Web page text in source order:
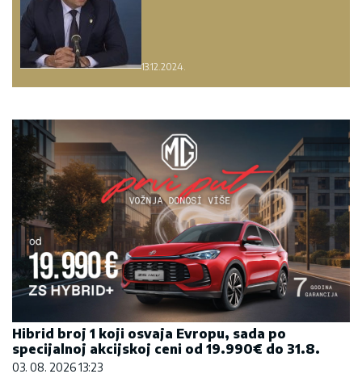
13.12.2024.
Hibrid broj 1 koji osvaja Evropu, sada po
specijalnoj akcijskoj ceni od 19.990€ do 31.8.
03. 08. 2026 13:23